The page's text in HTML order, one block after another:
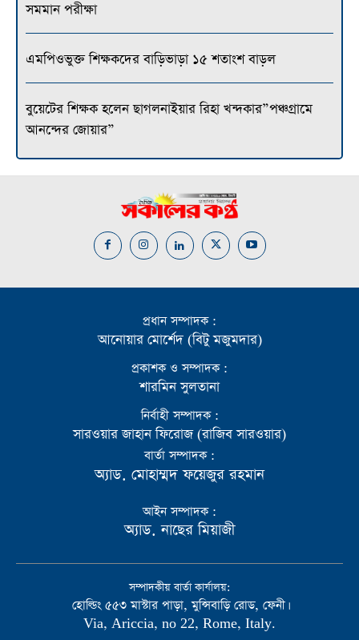
সমমান পরীক্ষা
এমপিওভুক্ত শিক্ষকদের বাড়িভাড়া ১৫ শতাংশ বাড়ল
বুয়েটের শিক্ষক হলেন ছাগলনাইয়ার রিহা খন্দকার”পঞ্চগ্রামে
আনন্দের জোয়ার”
প্রধান সম্পাদক :
আনোয়ার মোর্শেদ (বিটু মজুমদার)
প্রকাশক ও সম্পাদক :
শারমিন সুলতানা
নির্বাহী সম্পাদক :
সারওয়ার জাহান ফিরোজ (রাজিব সারওয়ার)
বার্তা সম্পাদক :
অ্যাড. মোহাম্মদ ফয়েজুর রহমান
আইন সম্পাদক :
অ্যাড. নাছের মিয়াজী
সম্পাদকীয় বার্তা কার্যালয়:
হোল্ডিং ৫৫৩ মাস্টার পাড়া, মুন্সিবাড়ি রোড, ফেনী।
Via, Ariccia, no 22, Rome, Italy.